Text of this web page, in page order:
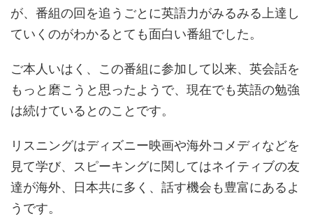
が、番組の回を追うごとに英語力がみるみる上達し
ていくのがわかるとても面白い番組でした。
ご本人いはく、この番組に参加して以来、英会話を
もっと磨こうと思ったようで、現在でも英語の勉強
は続けているとのことです。
リスニングはディズニー映画や海外コメディなどを
見て学び、スピーキングに関してはネイティブの友
達が海外、日本共に多く、話す機会も豊富にあるよ
うです。